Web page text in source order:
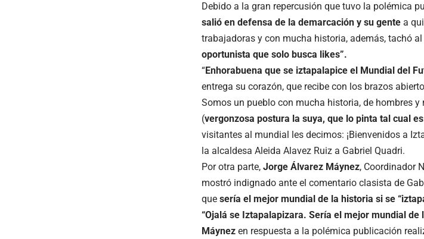
Debido a la gran repercusión que tuvo la polémica
salió en defensa de la demarcación y su gente a
trabajadoras y con mucha historia, además, tachó
oportunista que solo busca likes”.
“Enhorabuena que se iztapalapice el Mundial del
entrega su corazón, que recibe con los brazos
Somos un pueblo con mucha historia, de hombres
(vergonzosa postura la suya, que lo pinta tal cual
visitantes al mundial les decimos: ¡Bienvenidos a
la alcaldesa Aleida Alavez Ruiz a Gabriel Quadri.
Por otra parte, Jorge Álvarez Máynez, Coordinador
mostró indignado ante el comentario clasista de
que sería el mejor mundial de la historia si se
“Ojalá se Iztapalapizara. Sería el mejor mundial de
Máynez en respuesta a la polémica publicación